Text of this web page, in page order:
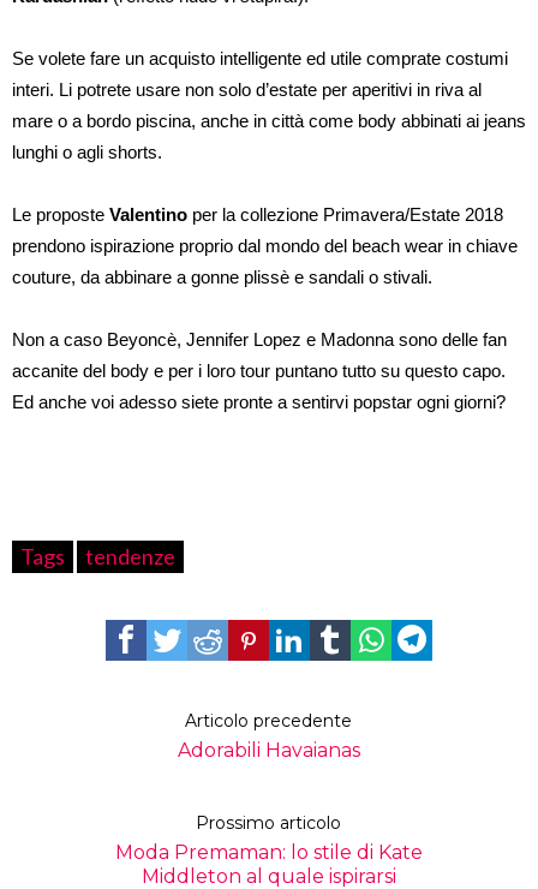
Se volete fare un acquisto intelligente ed utile comprate costumi
interi. Li potrete usare non solo d’estate per aperitivi in riva al
mare o a bordo piscina, anche in città come body abbinati ai jeans
lunghi o agli shorts.
Le proposte Valentino per la collezione Primavera/Estate 2018
prendono ispirazione proprio dal mondo del beach wear in chiave
couture, da abbinare a gonne plissè e sandali o stivali.
Non a caso Beyoncè, Jennifer Lopez e Madonna sono delle fan
accanite del body e per i loro tour puntano tutto su questo capo.
Ed anche voi adesso siete pronte a sentirvi popstar ogni giorni?
Tags tendenze
Articolo precedente
Adorabili Havaianas
Prossimo articolo
Moda Premaman: lo stile di Kate
Middleton al quale ispirarsi